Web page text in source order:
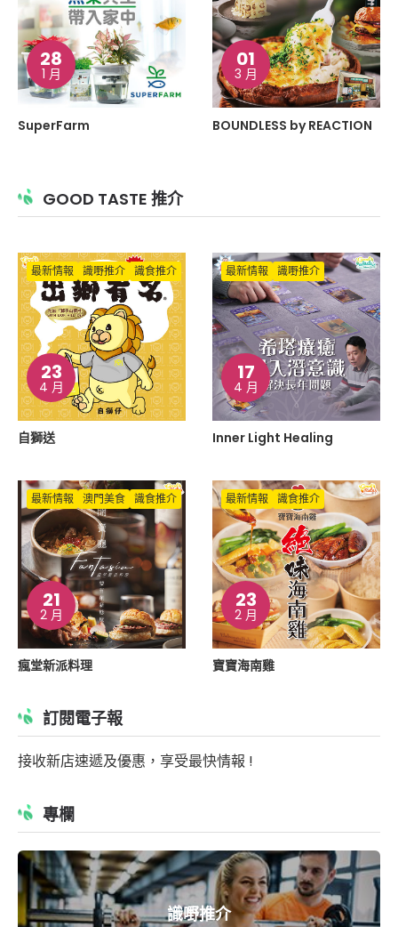
28
1 月
SuperFarm
01
3 月
BOUNDLESS by REACTION
GOOD TASTE 推介
23
4 月
最新情報 識嘢推介 識食推介
自獅送
17
4 月
最新情報 識嘢推介
Inner Light Healing
21
2 月
最新情報 澳門美食 識食推介
瘋堂新派料理
23
2 月
最新情報 識食推介
寶寶海南雞
訂閱電子報
接收新店速遞及優惠，享受最快情報 !
專欄
識嘢推介